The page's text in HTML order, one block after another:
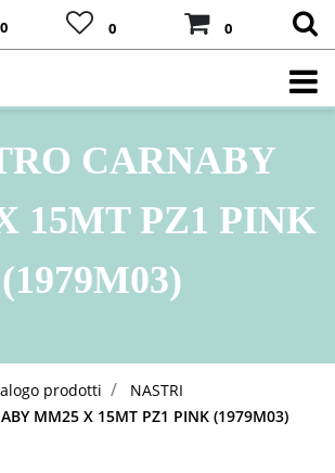
0 0 0
CARNABY
15MT PZ1 PINK
(1979M03)
prodotti
NASTRI
MM25 X 15MT PZ1 PINK (1979M03)